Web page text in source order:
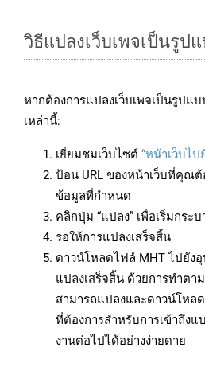
วิธีแปลงเว็บเพจเป็นรูป
หากต้องการแปลงเว็บเพจเป็นรูปแ
เหล่านี้:
เยี่ยมชมเว็บไซต์ “หน้าเว็บไป
ป้อน URL ของหน้าเว็บที่คุณ
ข้อมูลที่กำหนด
คลิกปุ่ม “แปลง” เพื่อเริ่มกระ
รอให้การแปลงเสร็จสิ้น
ดาวน์โหลดไฟล์ MHT ไปยัง
แปลงเสร็จสิ้น ด้วยการทำต
สามารถแปลงและดาวน์โหล
ที่ต้องการสำหรับการเข้าถึง
งานต่อไปได้อย่างง่ายดาย